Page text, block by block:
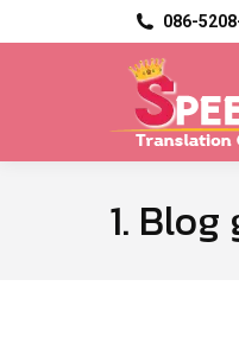
086-
1. Blog